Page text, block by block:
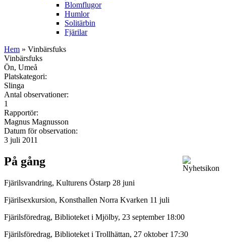
Blomflugor
Humlor
Solitärbin
Fjärilar
Hem » Vinbärsfuks
Vinbärsfuks
Ön, Umeå
Platskategori:
Slinga
Antal observationer:
1
Rapportör:
Magnus Magnusson
Datum för observation:
3 juli 2011
På gång
Fjärilsvandring, Kulturens Östarp 28 juni
Fjärilsexkursion, Konsthallen Norra Kvarken 11 juli
Fjärilsföredrag, Biblioteket i Mjölby, 23 september 18:00
Fjärilsföredrag, Biblioteket i Trollhättan, 27 oktober 17:30